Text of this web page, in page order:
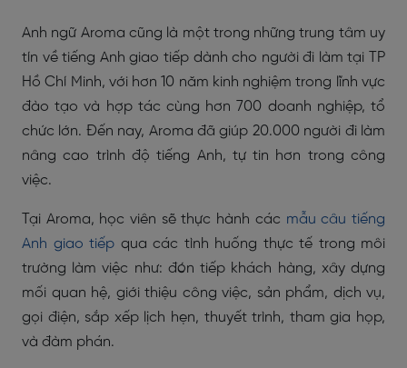
Anh ngữ Aroma cũng là một trong những trung tâm uy
tín về tiếng Anh giao tiếp dành cho người đi làm tại TP
Hồ Chí Minh, với hơn 10 năm kinh nghiệm trong lĩnh vực
đào tạo và hợp tác cùng hơn 700 doanh nghiệp, tổ
chức lớn. Đến nay, Aroma đã giúp 20.000 người đi làm
nâng cao trình độ tiếng Anh, tự tin hơn trong công
việc.
Tại Aroma, học viên sẽ thực hành các mẫu câu tiếng
Anh giao tiếp qua các tình huống thực tế trong môi
trường làm việc như: đón tiếp khách hàng, xây dựng
mối quan hệ, giới thiệu công việc, sản phẩm, dịch vụ,
gọi điện, sắp xếp lịch hẹn, thuyết trình, tham gia họp,
và đàm phán.